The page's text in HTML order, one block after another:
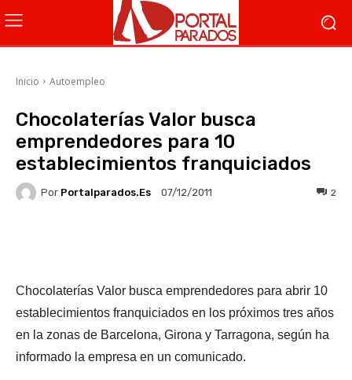
Inicio Autoempleo
Chocolaterías Valor busca
emprendedores para 10
establecimientos franquiciados
Por Portalparados.es 07/12/2011 2
Chocolaterías Valor busca emprendedores para abrir 10
establecimientos franquiciados en los próximos tres años
en la zonas de Barcelona, Girona y Tarragona, según ha
informado la empresa en un comunicado.